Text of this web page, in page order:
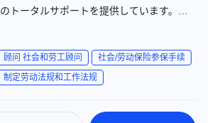
トータルサポートを提供しています。地
スを通じて、企業の成長と従業員の能力
顾问 社会和劳工顾问
社会/劳动保险参保手续
制定劳动法规和工作法规